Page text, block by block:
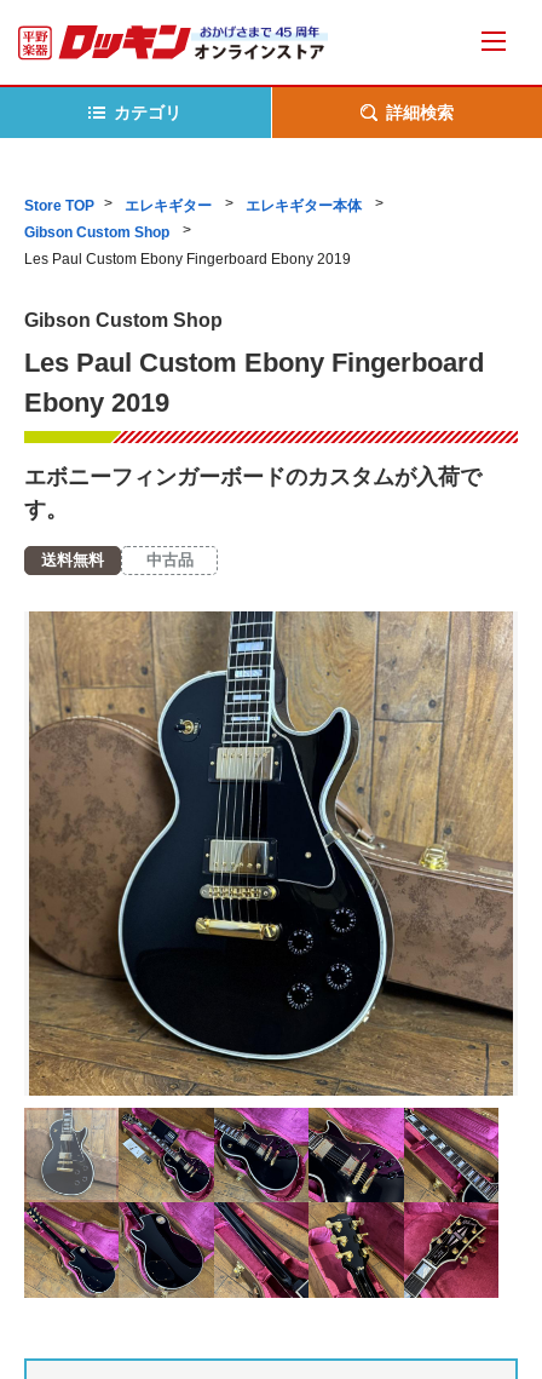
カテゴリ 詳細検索
Store TOP エレキギター
エレキギター本体
Gibson Custom Shop
Les Paul Custom Ebony Fingerboard Ebony 2019
Gibson Custom Shop
Les Paul Custom Ebony Fingerboard
Ebony 2019
エボニーフィンガーボードのカスタムが入荷で
す。
送料無料 中古品